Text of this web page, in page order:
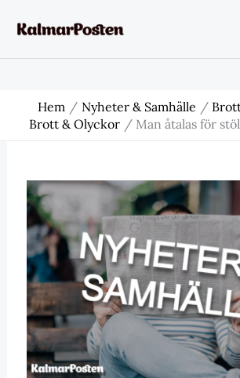
Hem Nyheter & Samhälle
Brott & Olyckor
Man åtalas för